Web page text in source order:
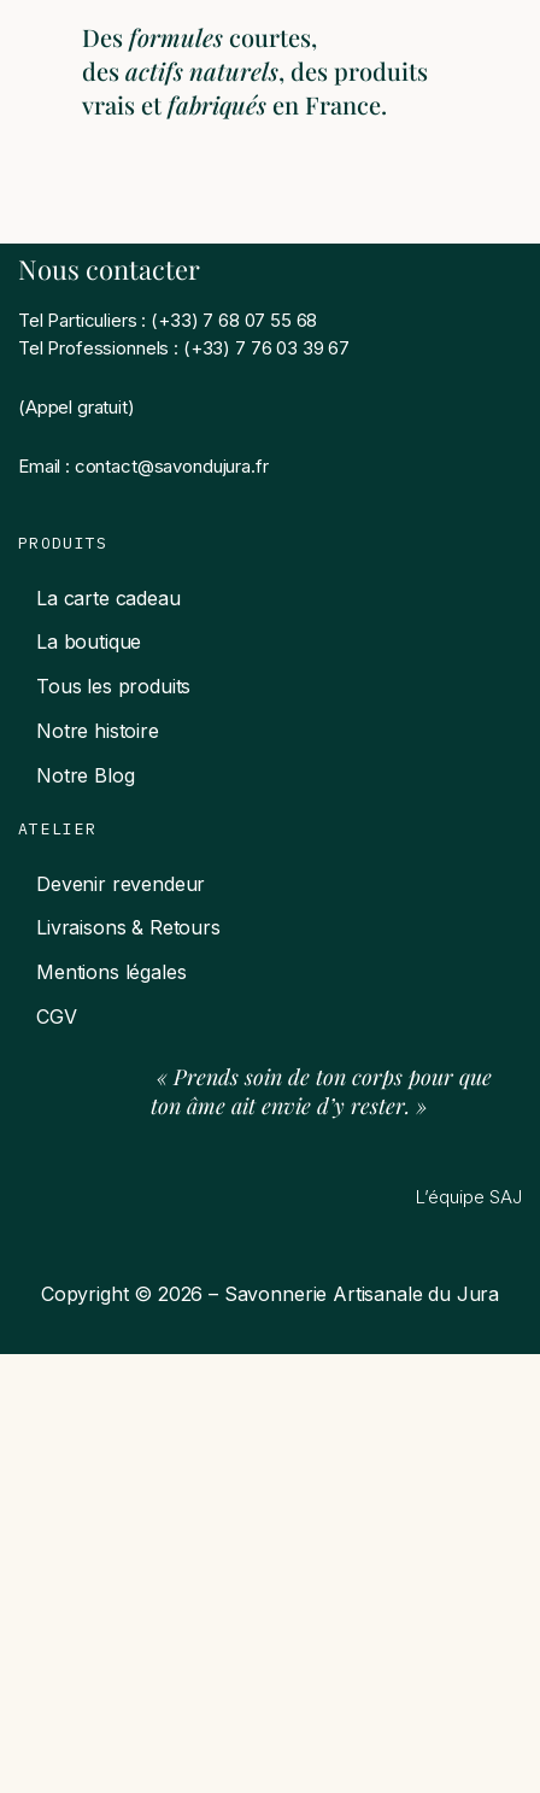
Desformulescourtes,
desactifsnaturels, des produits
vrais etfabriquésen France.
Nous contacter
Tel Particuliers : (+33) 7 68 07 55 68
Tel Professionnels : (+33) 7 76 03 39 67
(Appel gratuit)
Email : contact@savondujura.fr
PRODUITS
La carte cadeau
La boutique
Tous les produits
Notre histoire
Notre Blog
ATELIER
Devenir revendeur
Livraisons & Retours
Mentions légales
CGV
« Prends soin de ton corps pour que
ton âme ait envie d’y rester. »
L’équipe SAJ
Copyright © 2026 – Savonnerie Artisanale du Jura